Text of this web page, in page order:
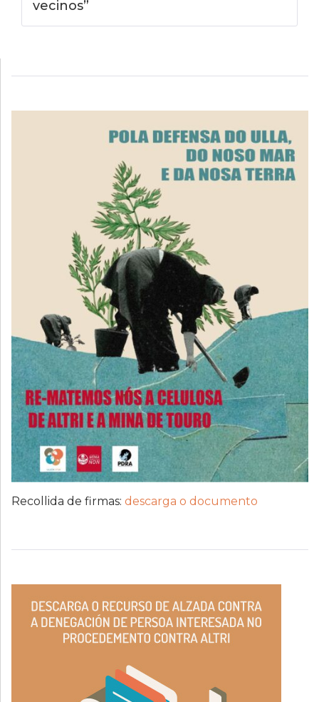
vecinos”
Recollida de firmas: descarga o documento